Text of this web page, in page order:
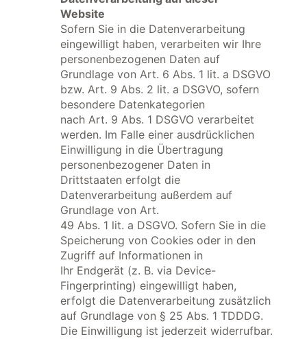
Website
Sofern Sie in die Datenverarbeitung
eingewilligt haben, verarbeiten wir Ihre
personenbezogenen Daten auf
Grundlage von Art. 6 Abs. 1 lit. a DSGVO
bzw. Art. 9 Abs. 2 lit. a DSGVO, sofern
besondere Datenkategorien
nach Art. 9 Abs. 1 DSGVO verarbeitet
werden. Im Falle einer ausdrücklichen
Einwilligung in die Übertragung
personenbezogener Daten in
Drittstaaten erfolgt die
Datenverarbeitung außerdem auf
Grundlage von Art.
49 Abs. 1 lit. a DSGVO. Sofern Sie in die
Speicherung von Cookies oder in den
Zugriff auf Informationen in
Ihr Endgerät (z. B. via Device-
Fingerprinting) eingewilligt haben,
erfolgt die Datenverarbeitung zusätzlich
auf Grundlage von § 25 Abs. 1 TDDDG.
Die Einwilligung ist jederzeit widerrufbar.